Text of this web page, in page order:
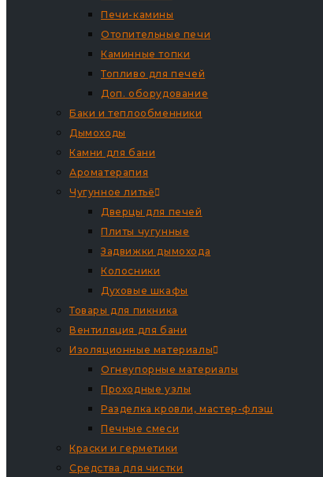
Печи-камины
Отопительные печи
Каминные топки
Топливо для печей
Доп. оборудование
Баки и теплообменники
Дымоходы
Камни для бани
Ароматерапия
Чугунное литьё
Дверцы для печей
Плиты чугунные
Задвижки дымохода
Колосники
Духовые шкафы
Товары для пикника
Вентиляция для бани
Изоляционные материалы
Огнеупорные материалы
Проходные узлы
Разделка кровли, мастер-флэш
Печные смеси
Краски и герметики
Средства для чистки